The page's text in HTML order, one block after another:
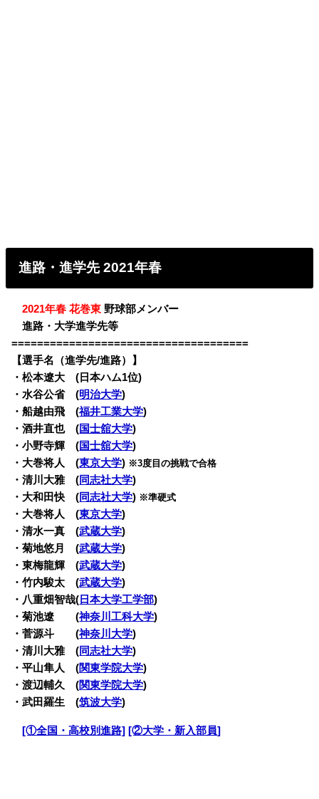
進路・進学先 2021年春
・2021年春 花巻東 野球部メンバー
・進路・大学進学先等
=====================================
【選手名（進学先/進路）】
・松本遼大 (日本ハム1位)
・水谷公省 (明治大学)
・船越由飛 (福井工業大学)
・酒井直也 (国士舘大学)
・小野寺輝 (国士舘大学)
・大巻将人 (東京大学) ※3度目の挑戦で合格
・清川大雅 (同志社大学)
・大和田快 (同志社大学) ※準硬式
・ 大巻将人(東京大学)
・清水一真 (武蔵大学)
・菊地悠月 (武蔵大学)
・東梅龍輝 (武蔵大学)
・竹内駿太 (武蔵大学)
・八重畑智哉( 日本大学工学部)
・菊池遼 (神奈川工科大学)
・菅源斗 (神奈川大学)
・清川大雅 (同志社大学)
・平山隼人 (関東学院大学)
・渡辺輔久 (関東学院大学)
・武田羅生(筑波大学)
[①全国・高校別進路] [②大学・新入部員]